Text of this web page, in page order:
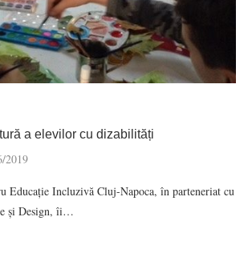
a elevilor cu dizabilități
2019
Educație Incluzivă Cluj-Napoca, în parteneriat cu
și Design, îi…